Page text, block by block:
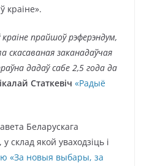
краіне».
прайшоў рэферэндум,
скасаваная заканадаўчая
дадаў сабе 2,5 года да
Статкевіч «Радыё
Беларускага
склад якой уваходзіць і
«За новыя выбары, за